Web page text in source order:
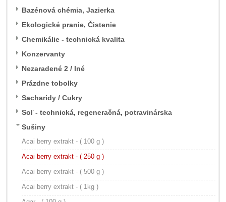
Bazénová chémia, Jazierka
Ekologické pranie, Čistenie
Chemikálie - technická kvalita
Konzervanty
Nezaradené 2 / Iné
Prázdne tobolky
Sacharidy / Cukry
Soľ - technická, regeneračná, potravinárska
Sušiny
Acai berry extrakt - ( 100 g )
Acai berry extrakt - ( 250 g )
Acai berry extrakt - ( 500 g )
Acai berry extrakt - ( 1kg )